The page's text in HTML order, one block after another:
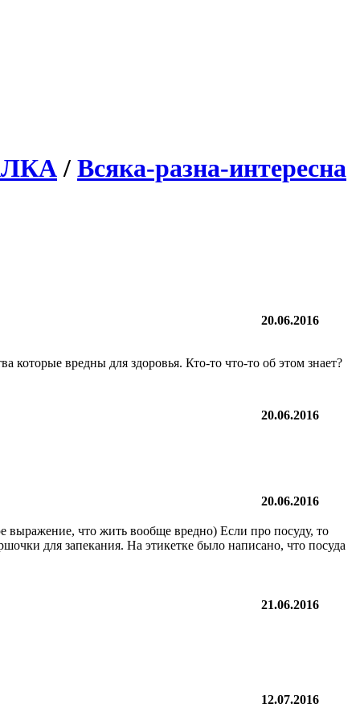
/ Всяка-разна-интересна
20.06.2016
вредны для здоровья. Кто-то что-то об этом знает?
20.06.2016
20.06.2016
выражение, что жить вообще вредно) Если про посуду, то
для запекания. На этикетке было написано, что посуда
21.06.2016
12.07.2016